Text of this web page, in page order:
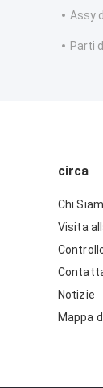
Assy
Parti
circa
Chi
Visita
Notizie
Mappa